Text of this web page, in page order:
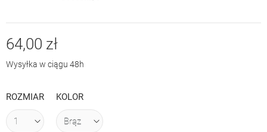
64,00 zł
Wysyłka w ciągu 48h
ROZMIAR KOLOR